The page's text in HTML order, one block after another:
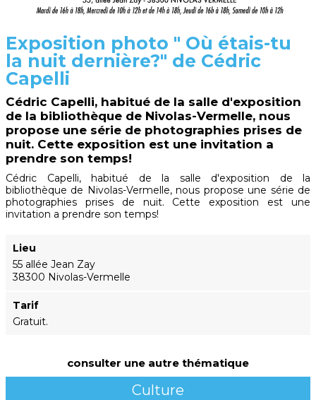
Exposition photo " Où étais-tu
la nuit dernière?" de Cédric
Capelli
Cédric Capelli, habitué de la salle d'exposition
de la bibliothèque de Nivolas-Vermelle, nous
propose une série de photographies prises de
nuit. Cette exposition est une invitation a
prendre son temps!
Cédric Capelli, habitué de la salle d'exposition de la
bibliothèque de Nivolas-Vermelle, nous propose une série de
photographies prises de nuit. Cette exposition est une
invitation a prendre son temps!
Lieu
55 allée Jean Zay
38300 Nivolas-Vermelle
Tarif
Gratuit.
consulter une autre thématique
Culture